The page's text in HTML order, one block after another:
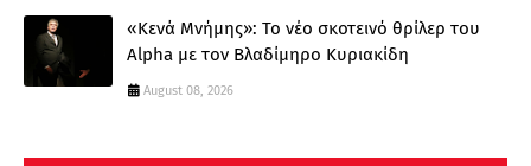
«Κενά Μνήμης»: Το νέο σκοτεινό θρίλερ του
Alpha με τον Βλαδίμηρο Κυριακίδη
August 08, 2026